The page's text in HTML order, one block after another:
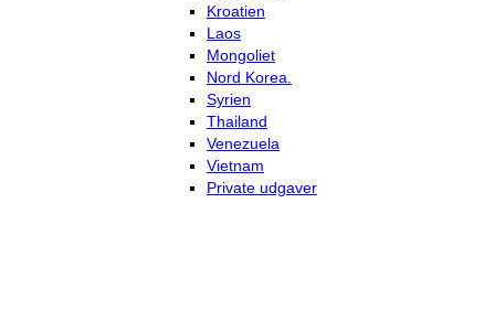
Kroatien
Laos
Mongoliet
Nord Korea.
Syrien
Thailand
Venezuela
Vietnam
Private udgaver